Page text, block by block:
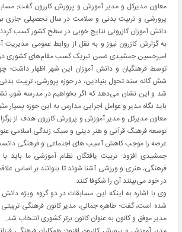
معاون مدیرکل و مدیر آموزش و پرورش کازرون گفت:
پرورشی و تربیت بدنی و سلامت در سال تحصیلی جاری
دانش آموزان کازرونی نتایج خوبی در سطح کشور کسب
به گزارش کازرون نیوز و به نقل از روابط عمومی
امیرحسین جمشیدی ضمن تبریک کسب مقام‌های کشوری
توسط فرهنگیان و دانش آموزان این شهر اظهار داشت:
شش گانه سند تحول بنیادین، در حوزه پرورشی، تربیت
شد و این نشان می‌دهد که اگر بخواهیم در مدرسه شور،
باید نگاه مدیر و عوامل اجرایی مدارس به این حوزه بسیار
معاون مدیرکل و مدیر آموزش و پرورش کازرون هدف از
توسعه فرهنگ قرآنی و هنر دینی و سبک زندگی اسلامی
عرصه را موجب کاهش آسیب های اجتماعی و فرهنگی
جمشیدی افزود: تربیت یافتگان نظام آموزشی ما باید
فرهنگی، هنری و ورزشی آشنا شوند تا بتوانند بر اساس
در خود می‌بینند آن را شکوفا کنند.
وی با اشاره به اینکه این مسابقات در دو گروه ویژه دانش
شده است، گفت: طاهره جمالی، مدیر کانون فرهنگی تربیتی
مدیر موفق و کانون به عنوان کانون برتر کشوری انتخاب شد.